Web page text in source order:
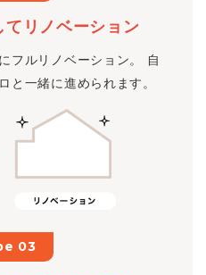
リノベーション
フルリノベーション。 自
と一緒に進められます。
03